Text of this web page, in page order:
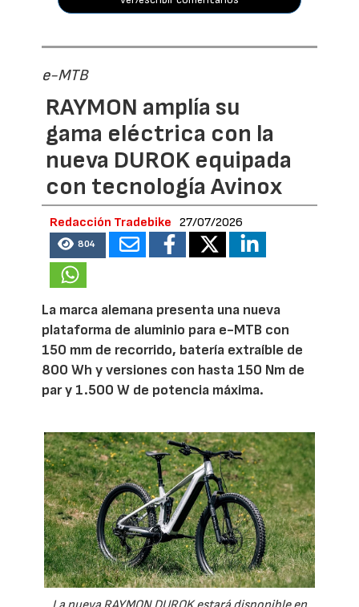
e-MTB
RAYMON amplía su
gama eléctrica con la
nueva DUROK equipada
con tecnología Avinox
Redacción Tradebike 27/07/2026
804
La marca alemana presenta una nueva
plataforma de aluminio para e-MTB con
150 mm de recorrido, batería extraíble de
800 Wh y versiones con hasta 150 Nm de
par y 1.500 W de potencia máxima.